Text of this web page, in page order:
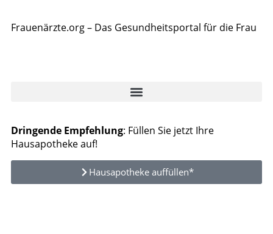
Frauenärzte.org – Das Gesundheitsportal für die Frau
Dringende Empfehlung: Füllen Sie jetzt Ihre
Hausapotheke auf!
Hausapotheke auffüllen*